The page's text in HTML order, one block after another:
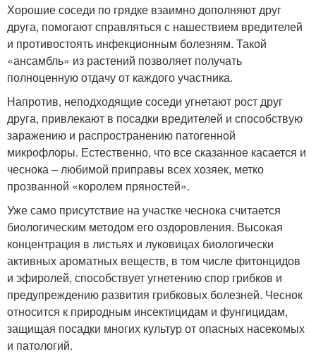
Хорошие соседи по грядке взаимно дополняют друг
друга, помогают справляться с нашествием вредителей
и противостоять инфекционным болезням. Такой
«ансамбль» из растений позволяет получать
полноценную отдачу от каждого участника.
Напротив, неподходящие соседи угнетают рост друг
друга, привлекают в посадки вредителей и способствую
заражению и распространению патогенной
микрофлоры. Естественно, что все сказанное касается и
чеснока – любимой приправы всех хозяек, метко
прозванной «королем пряностей».
Уже само присутствие на участке чеснока считается
биологическим методом его оздоровления. Высокая
концентрация в листьях и луковицах биологически
активных ароматных веществ, в том числе фитонцидов
и эфиролей, способствует угнетению спор грибков и
предупреждению развития грибковых болезней. Чеснок
относится к природным инсектицидам и фунгицидам,
защищая посадки многих культур от опасных насекомых
и патологий.